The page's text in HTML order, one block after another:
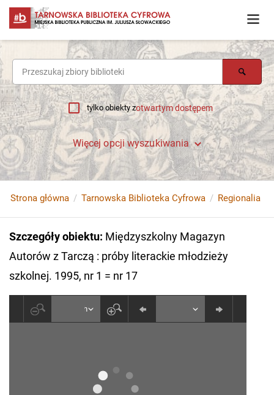
tylko obiekty zotwartym dostępem
Więcej opcji wyszukiwania
Strona główna Tarnowska Biblioteka Cyfrowa Regionalia
Szczegóły obiektu: Międzyszkolny Magazyn
Autorów z Tarczą : próby literackie młodzieży
szkolnej. 1995, nr 1 = nr 17